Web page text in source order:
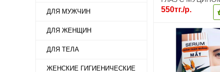
ДЛЯ МУЖЧИН
ДЛЯ ЖЕНЩИН
ДЛЯ ТЕЛА
ЖЕНСКИЕ ГИГИЕНИЧЕСКИЕ
MIZON SNAIL
550тг./р.